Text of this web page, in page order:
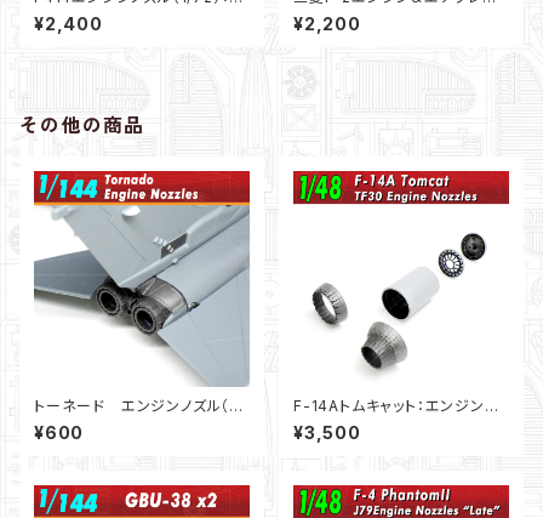
A-18E/F .etc
¥2,400
キ（1/72）
¥2,200
その他の商品
トーネード エンジンノズル（1/1
44）：F-toys/Platz用
¥600
F-14Aトムキャット：エンジンノ
ズル（1/48）
¥3,500